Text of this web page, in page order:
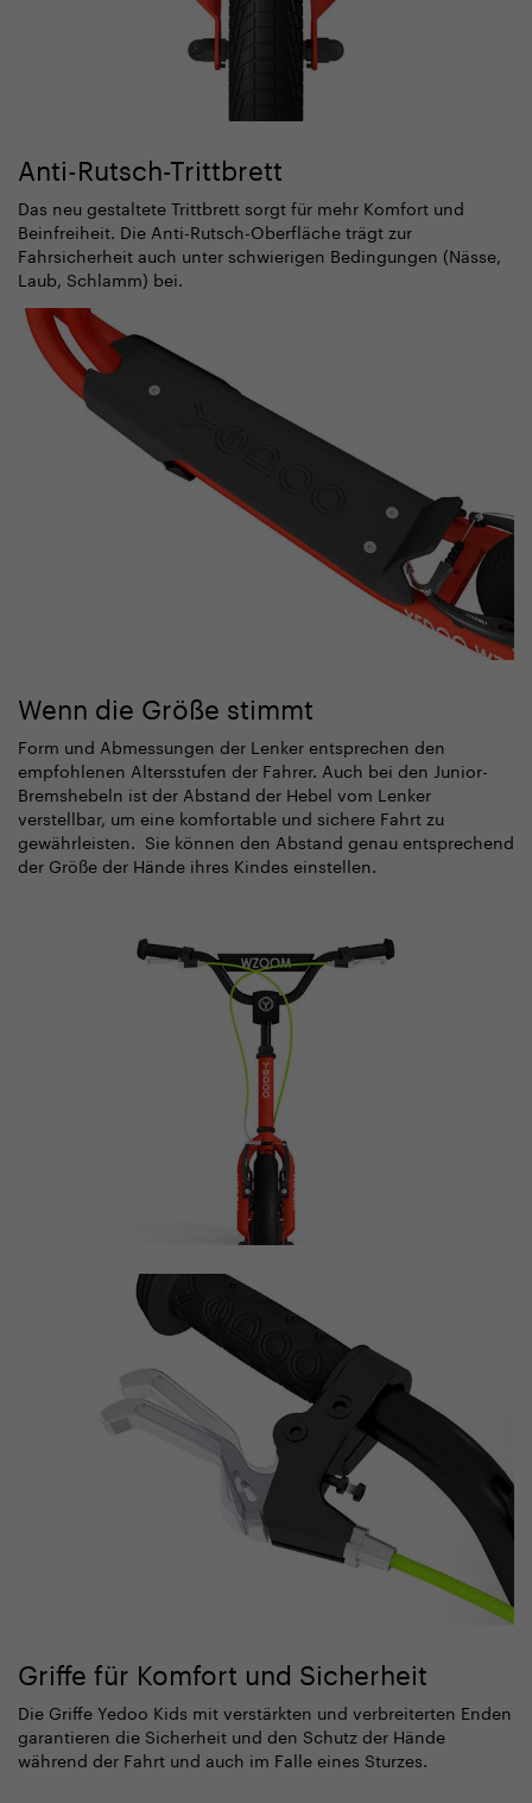
Anti-Rutsch-Trittbrett
Das neu gestaltete Trittbrett sorgt für mehr Komfort und
Beinfreiheit. Die Anti-Rutsch-Oberfläche trägt zur
Fahrsicherheit auch unter schwierigen Bedingungen (Nässe,
Laub, Schlamm) bei.
Wenn die Größe stimmt
Form und Abmessungen der Lenker entsprechen den
empfohlenen Altersstufen der Fahrer. Auch bei den Junior-
Bremshebeln ist der Abstand der Hebel vom Lenker
verstellbar, um eine komfortable und sichere Fahrt zu
gewährleisten. Sie können den Abstand genau entsprechend
der Größe der Hände ihres Kindes einstellen.
Griffe für Komfort und Sicherheit
Die Griffe Yedoo Kids mit verstärkten und verbreiterten Enden
garantieren die Sicherheit und den Schutz der Hände
während der Fahrt und auch im Falle eines Sturzes.